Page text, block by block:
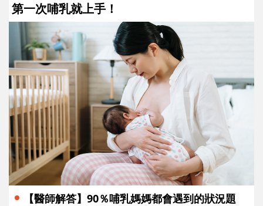
第一次哺乳就上手！
【醫師解答】90％哺乳媽媽都會遇到的狀況題